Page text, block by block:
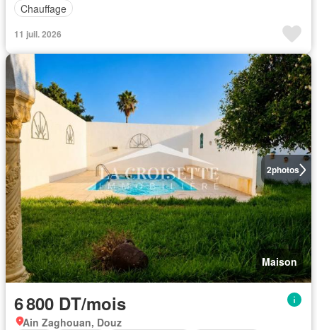
Chauffage
11 juil. 2026
2photos
Maison
6 800 DT/mois
Ain Zaghouan, Douz